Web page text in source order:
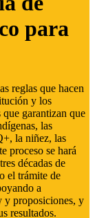
para
reglas que hacen
y los
que garantizan que
las
la niñez, las
proceso se hará
décadas de
el trámite de
a
y proposiciones, y
resultados.